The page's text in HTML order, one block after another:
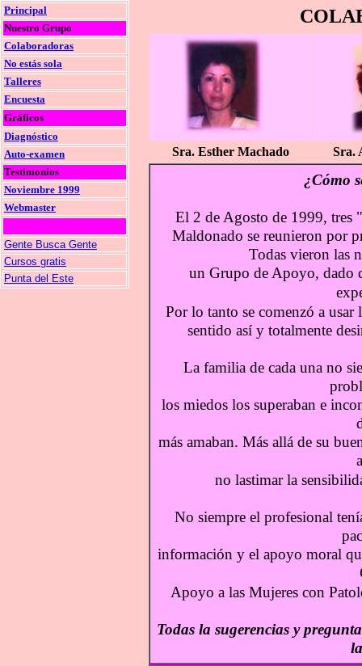
Principal
Nuestro Grupo
Colaboradoras
No estás sola
Talleres
Encuesta
Gráficos
Diagnóstico
Auto-examen
Testimonios
Noviembre 1999
Webmaster
Gente Busca Gente
Cursos gratis
Punta del Este
Sra. Esther Machado Sra.
¿Cómo
El 2 de Agosto de 1999, tres
Maldonado se reunieron por
Todas vieron las
un Grupo de Apoyo, dado
Por lo tanto se comenzó a usar
sentido así y totalmente
La familia de cada una no
los miedos los superaban e
más amaban. Más allá de su
no lastimar la
No siempre el profesional
información y el apoyo moral
Apoyo a las Mujeres con
Todas la sugerencias y